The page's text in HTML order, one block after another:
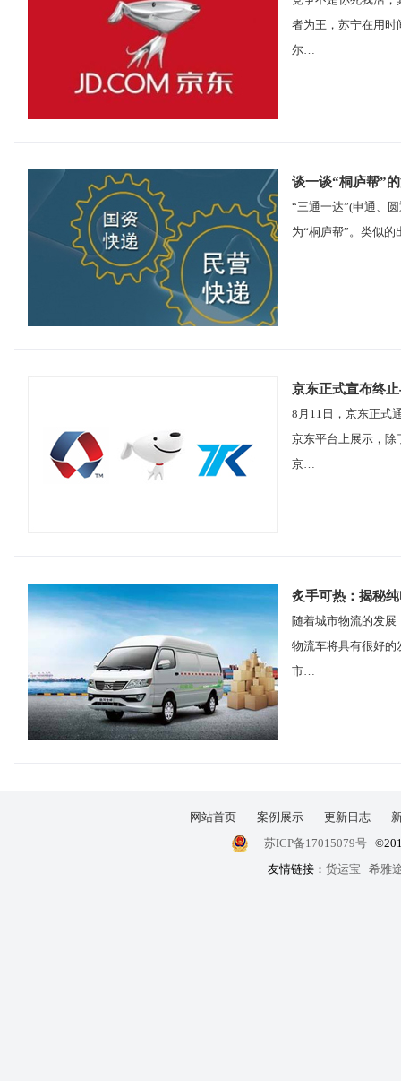
者为王，苏宁在用时
尔…
谈一谈“桐庐帮”
“三通一达”(申通、
为“桐庐帮”。类似
京东正式宣布终
8月11日，京东正式
京东平台上展示，除
京…
炙手可热：揭秘
随着城市物流的发
物流车将具有很好的
市…
网站首页 案例展示 更新日志
苏ICP备17015079号
友情链接： 货运宝 希雅